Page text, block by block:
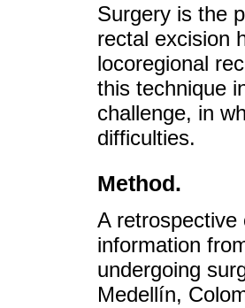
Surgery is the
rectal excision
locoregional
this technique
challenge, in
difficulties.
Method.
A retrospective
information
undergoing
Medellín,